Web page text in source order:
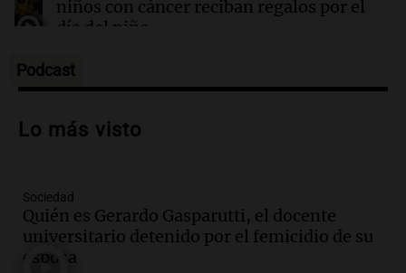
niños con cáncer reciban regalos por el
día del niño.
Episodios
Audio.Ganó una beca en la secundaria,
bandera de la universidad
Audio.
una mejora económica, pero modera
sus expectativas
Ahora país
Podcast
Lo más visto
Sociedad
Quién es Gerardo Gasparutti, el docente
universitario detenido por el femicidio de su
esposa